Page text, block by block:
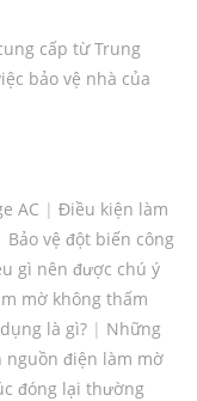
cấp từ Trung
bảo vệ nhà của
AC | Điều kiện làm
Bảo vệ đột biến công
gì nên được chú ý
mờ không thấm
là gì? | Những
nguồn điện làm mờ
đóng lại thường